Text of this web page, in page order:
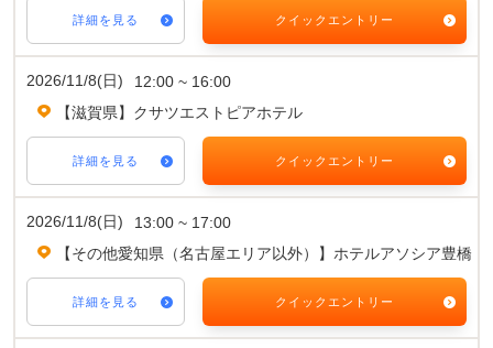
詳細を見る クイックエントリー
2026/11/8(日)
12:00 ~ 16:00
【滋賀県】クサツエストピアホテル
詳細を見る クイックエントリー
2026/11/8(日)
13:00 ~ 17:00
【その他愛知県（名古屋エリア以外）】ホテルアソシア豊橋
詳細を見る クイックエントリー